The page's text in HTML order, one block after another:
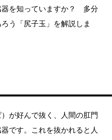
器を知っていますか？ 多分
う「尻子玉」を解説しま
が好んで抜く、人間の肛門
です。これを抜かれると人